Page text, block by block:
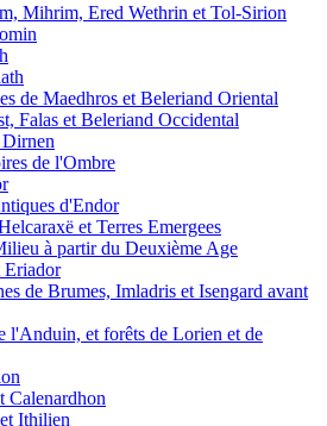
Mihrim, Ered Wethrin et Tol-Sirion
de Maedhros et Beleriand Oriental
Falas et Beleriand Occidental
de l'Ombre
d'Endor
et Terres Emergees
à partir du Deuxième Age
Eriador
de Brumes, Imladris et Isengard avant
l'Anduin, et forêts de Lorien et de
Calenardhon
Ithilien